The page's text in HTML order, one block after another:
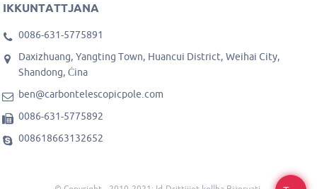
IKKUNTATTJANA
0086-631-5775891
Daxizhuang, Yangting Town, Huancui District, Weihai City,
Shandong, Ċina
ben@carbontelescopicpole.com
0086-631-5775892
008618663132652